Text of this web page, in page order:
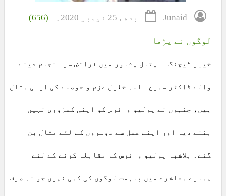
Junaid بدھ , 25 نومبر 2020ء (656)
لوگوں نے پڑھا
خیبر ٹیچنگ اسپتال پشاور میں فرائض سر انجام دینے
والے ڈاکٹر سمیع اللہ خلیل عزم و حوصلے کی ایسی مثال
ہیں، جنہوں نے پولیو وائرس کو اپنی کمزوری نہیں
بننے دیا اور اپنے عمل سے دوسروں کے لئے مثال بن
گئے۔ بلاشبہ پولیو وائرس کا مقابلہ کرنے کے لئے
ہمارے معاشرے میں باہمت لوگوں کی کمی نہیں جو نہ صرف